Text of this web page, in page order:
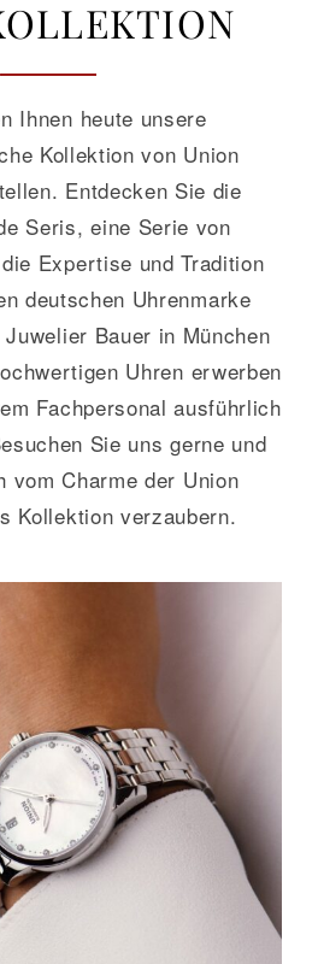
GALERIE
KONTAKT
Ihnen heute unsere
Kollektion von Union
Entdecken Sie die
Seris, eine Serie von
Expertise und Tradition
deutschen Uhrenmarke
Bauer in München
Uhren erwerben
Fachpersonal ausführlich
Sie uns gerne und
vom Charme der Union
Kollektion verzaubern.